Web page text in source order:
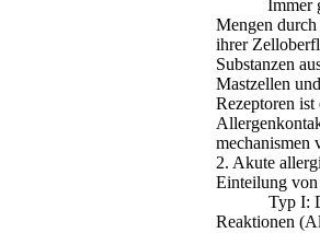
Immer
Mengen
ihrer
Substanzen
Mastzellen und
Rezeptoren
mechanismen
2. Akute
Einteilung
Typ I:
Reaktionen